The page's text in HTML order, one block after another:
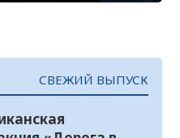
СВЕЖИЙ ВЫПУСК